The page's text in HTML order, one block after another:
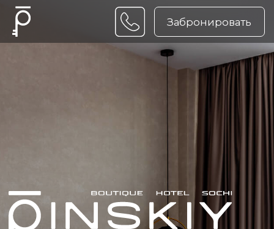
Забронировать
TravelLine